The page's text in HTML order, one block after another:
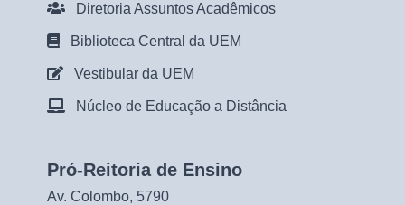
Diretoria Assuntos Acadêmicos
Biblioteca Central da UEM
Vestibular da UEM
Núcleo de Educação a Distância
Pró-Reitoria de Ensino
Av. Colombo, 5790